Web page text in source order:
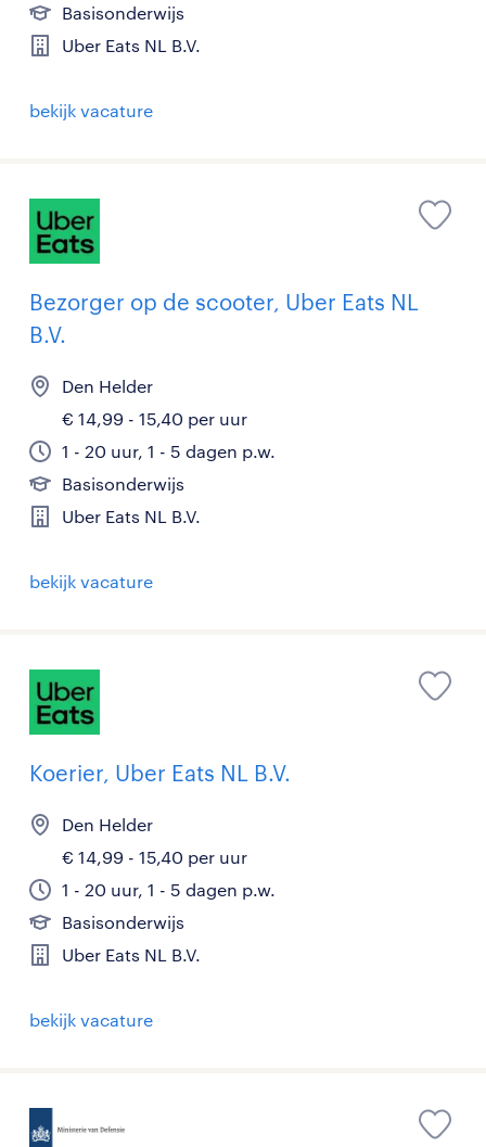
Basisonderwijs
Uber Eats NL B.V.
bekijk vacature
Bezorger op de scooter, Uber Eats NL
B.V.
Den Helder
€ 14,99 - 15,40 per uur
1 - 20 uur, 1 - 5 dagen p.w.
Basisonderwijs
Uber Eats NL B.V.
bekijk vacature
Koerier, Uber Eats NL B.V.
Den Helder
€ 14,99 - 15,40 per uur
1 - 20 uur, 1 - 5 dagen p.w.
Basisonderwijs
Uber Eats NL B.V.
bekijk vacature